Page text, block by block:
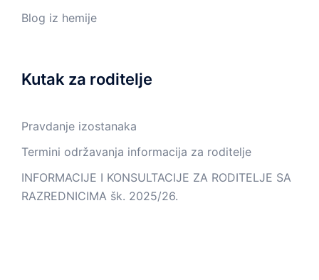
Blog iz hemije
Kutak za roditelje
Pravdanje izostanaka
Termini održavanja informacija za roditelje
INFORMACIJE I KONSULTACIJE ZA RODITELJE SA
RAZREDNICIMA šk. 2025/26.